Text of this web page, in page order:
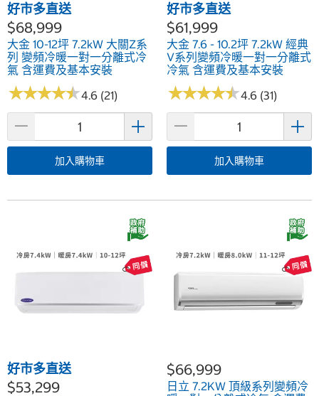
好市多直送
$68,999
大金 10-12坪 7.2kW 大關Z系
列 變頻冷暖一對一分離式冷
氣 含運費及基本安裝
★★★★★
★★★★★4.6 (21)
加入購物車
好市多直送
$61,999
大金 7.6 - 10.2坪 7.2kW 經典
V系列變頻冷暖一對一分離式
冷氣 含運費及基本安裝
★★★★★
★★★★★4.6 (31)
加入購物車
好市多直送
$53,299
$66,999
日立 7.2KW 頂級系列變頻冷